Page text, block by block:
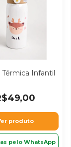
Térmica Infantil
produto
pelo WhatsApp